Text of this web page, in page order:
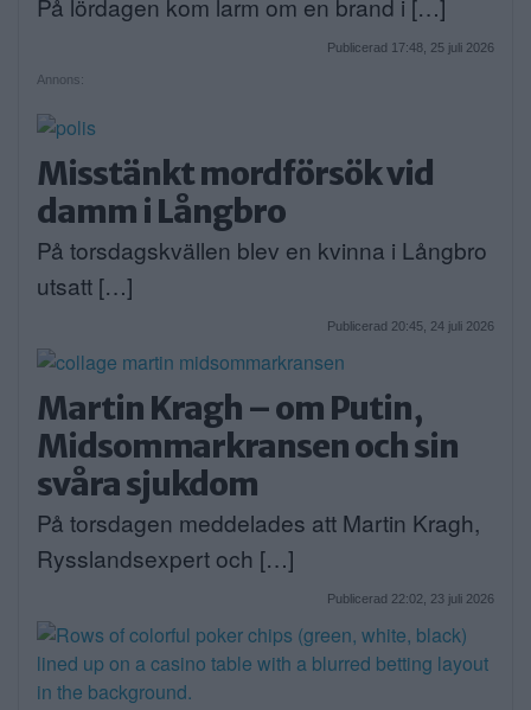
Publicerad 17:48, 25 juli 2026
Annons:
Misstänkt mordförsök vid
damm i Långbro
På torsdagskvällen blev en kvinna i Långbro
utsatt […]
Publicerad 20:45, 24 juli 2026
Martin Kragh – om Putin,
Midsommarkransen och sin
svåra sjukdom
På torsdagen meddelades att Martin Kragh,
Rysslandsexpert och […]
Publicerad 22:02, 23 juli 2026